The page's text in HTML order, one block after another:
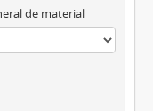
de material